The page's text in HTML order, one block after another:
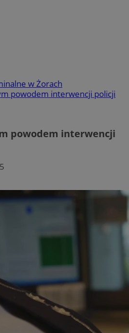
w Żorach
powodem interwencji policji
powodem interwencji